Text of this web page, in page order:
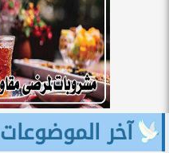
آخر الموضوعات